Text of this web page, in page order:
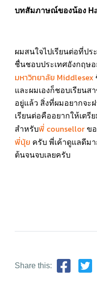
บทสัมภาษณ์ของน้อง
ผมสนใจไปเรียนต่อที่ปร
ชื่นชอบประเทศอังกฤษ
มหาวิทยาลัย Middlesex
และผมเองก็ชอบเรียนส
อยู่แล้ว สิ่งที่ผมอยากจะ
เรียนต่อคืออยากให้เตรี
สำหรับพี่ counsellor ข
พี่นุ้ย ครับ พี่เค้าดูแลดีม
ต้นจนจบเลยครับ
Share this: